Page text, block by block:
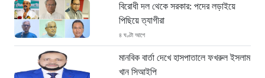
বিরোধী দল থেকে সরকার: পদের লড়াইয়ে
পিছিয়ে ত্যাগীরা
৪ ঘণ্টা আগে
মানবিক বার্তা দেখে হাসপাতালে ফখরুল ইসলাম
খান সিআইপি